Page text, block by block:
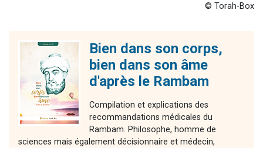
© Torah-Box
Bien dans son corps,
bien dans son âme
d'après le Rambam
Compilation et explications des
recommandations médicales du
Rambam. Philosophe, homme de
sciences mais également décisionnaire et médecin,